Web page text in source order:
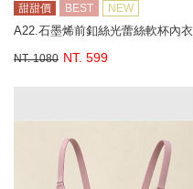
甜甜價 BEST NEW
A22.石墨烯前釦絲光蕾絲軟杯內衣
NT. 1080 NT. 599